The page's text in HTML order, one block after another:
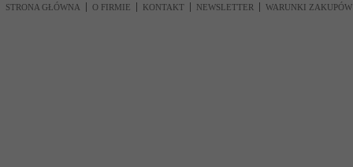
STRONA GŁÓWNA O FIRMIE KONTAKT NEWSLETTER WARUNKI ZAKUPÓW